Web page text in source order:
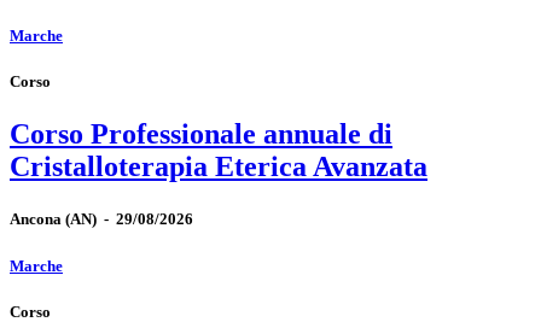
Marche
Corso
Corso Professionale annuale di
Cristalloterapia Eterica Avanzata
Ancona (AN) - 29/08/2026
Marche
Corso